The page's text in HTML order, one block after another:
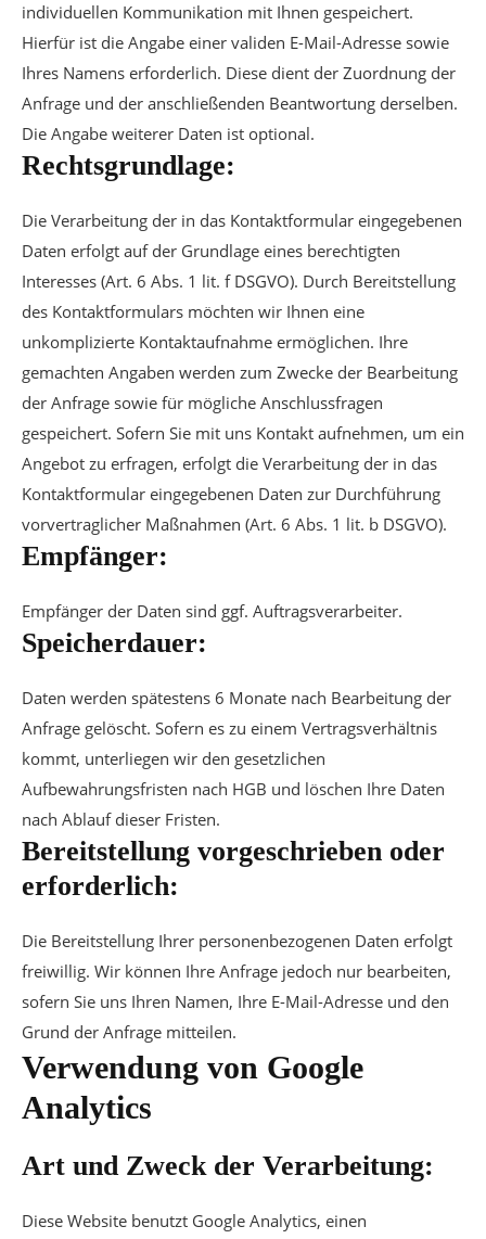
individuellen Kommunikation mit Ihnen gespeichert.
Hierfür ist die Angabe einer validen E-Mail-Adresse sowie
Ihres Namens erforderlich. Diese dient der Zuordnung der
Anfrage und der anschließenden Beantwortung derselben.
Die Angabe weiterer Daten ist optional.
Rechtsgrundlage:
Die Verarbeitung der in das Kontaktformular eingegebenen
Daten erfolgt auf der Grundlage eines berechtigten
Interesses (Art. 6 Abs. 1 lit. f DSGVO). Durch Bereitstellung
des Kontaktformulars möchten wir Ihnen eine
unkomplizierte Kontaktaufnahme ermöglichen. Ihre
gemachten Angaben werden zum Zwecke der Bearbeitung
der Anfrage sowie für mögliche Anschlussfragen
gespeichert. Sofern Sie mit uns Kontakt aufnehmen, um ein
Angebot zu erfragen, erfolgt die Verarbeitung der in das
Kontaktformular eingegebenen Daten zur Durchführung
vorvertraglicher Maßnahmen (Art. 6 Abs. 1 lit. b DSGVO).
Empfänger:
Empfänger der Daten sind ggf. Auftragsverarbeiter.
Speicherdauer:
Daten werden spätestens 6 Monate nach Bearbeitung der
Anfrage gelöscht. Sofern es zu einem Vertragsverhältnis
kommt, unterliegen wir den gesetzlichen
Aufbewahrungsfristen nach HGB und löschen Ihre Daten
nach Ablauf dieser Fristen.
Bereitstellung vorgeschrieben oder
erforderlich:
Die Bereitstellung Ihrer personenbezogenen Daten erfolgt
freiwillig. Wir können Ihre Anfrage jedoch nur bearbeiten,
sofern Sie uns Ihren Namen, Ihre E-Mail-Adresse und den
Grund der Anfrage mitteilen.
Verwendung von Google
Analytics
Art und Zweck der Verarbeitung:
Diese Website benutzt Google Analytics, einen